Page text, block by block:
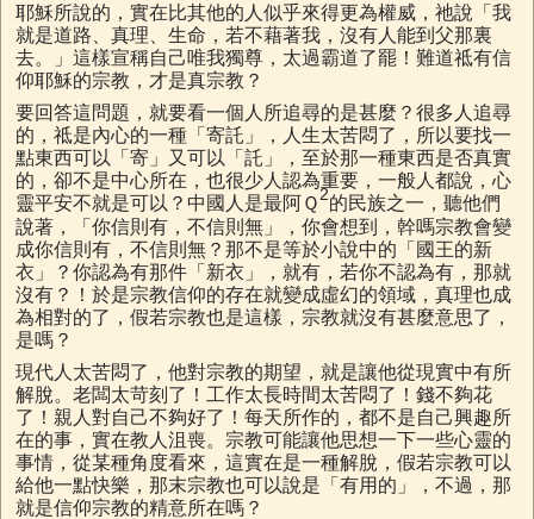
耶穌所說的，實在比其他的人似乎來得更為權威，祂說「我
就是道路、真理、生命，若不藉著我，沒有人能到父那裏
去。」這樣宣稱自己唯我獨尊，太過霸道了罷！難道祗有信
仰耶穌的宗教，才是真宗教？
要回答這問題，就要看一個人所追尋的是甚麼？很多人追尋
的，祗是內心的一種「寄託」，人生太苦悶了，所以要找一
點東西可以「寄」又可以「託」，至於那一種東西是否真實
的，卻不是中心所在，也很少人認為重要，一般人都說，心
靈平安不就是可以？中國人是最阿Ｑ2的民族之一，聽他們
說著，「你信則有，不信則無」，你會想到，幹嗎宗教會變
成你信則有，不信則無？那不是等於小說中的「國王的新
衣」？你認為有那件「新衣」，就有，若你不認為有，那就
沒有？！於是宗教信仰的存在就變成虛幻的領域，真理也成
為相對的了，假若宗教也是這樣，宗教就沒有甚麼意思了，
是嗎？
現代人太苦悶了，他對宗教的期望，就是讓他從現實中有所
解脫。老闆太苛刻了！工作太長時間太苦悶了！錢不夠花
了！親人對自己不夠好了！每天所作的，都不是自己興趣所
在的事，實在教人沮喪。宗教可能讓他思想一下一些心靈的
事情，從某種角度看來，這實在是一種解脫，假若宗教可以
給他一點快樂，那末宗教也可以說是「有用的」，不過，那
就是信仰宗教的精意所在嗎？